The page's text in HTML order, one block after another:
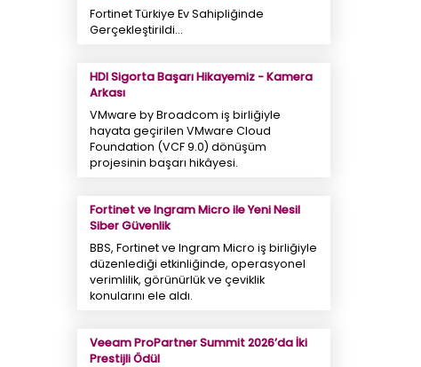
Fortinet Türkiye Ev Sahipliğinde
Gerçekleştirildi...
HDI Sigorta Başarı Hikayemiz - Kamera
Arkası
VMware by Broadcom iş birliğiyle
hayata geçirilen VMware Cloud
Foundation (VCF 9.0) dönüşüm
projesinin başarı hikâyesi.
Fortinet ve Ingram Micro ile Yeni Nesil
Siber Güvenlik
BBS, Fortinet ve Ingram Micro iş birliğiyle
düzenlediği etkinliğinde, operasyonel
verimlilik, görünürlük ve çeviklik
konularını ele aldı.
Veeam ProPartner Summit 2026’da İki
Prestijli Ödül